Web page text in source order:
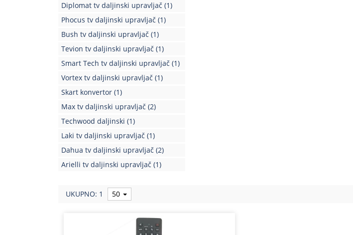
Diplomat tv daljinski upravljač (1)
Phocus tv daljinski upravljač (1)
Bush tv daljinski upravljač (1)
Tevion tv daljinski upravljač (1)
Smart Tech tv daljinski upravljač (1)
Vortex tv daljinski upravljač (1)
Skart konvertor (1)
Max tv daljinski upravljač (2)
Techwood daljinski (1)
Laki tv daljinski upravljač (1)
Dahua tv daljinski upravljač (2)
Arielli tv daljinski upravljač (1)
UKUPNO: 1 50